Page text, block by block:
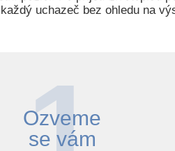
uchazeč bez ohledu na
Ozveme
se vám